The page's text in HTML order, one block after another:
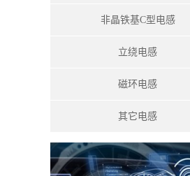
非晶铁基C型电感
立绕电感
磁环电感
其它电感